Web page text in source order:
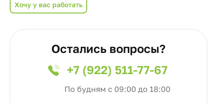
Хочу у вас работать
Остались вопросы?
+7 (922) 511-77-67
По будням с 09:00 до 18:00